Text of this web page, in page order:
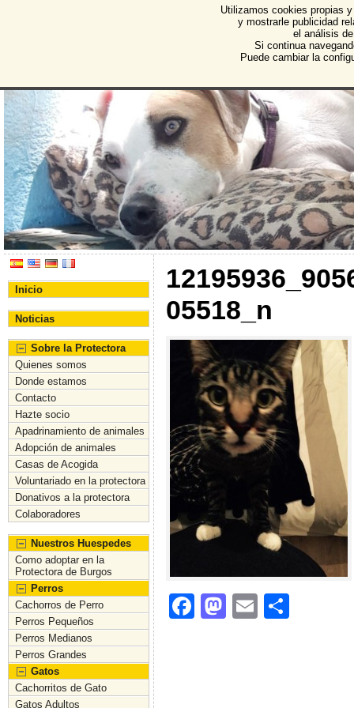
Protectora de Animales
Asociación Protectora de Animales y Plantas de
Inicio
Noticias
Sobre la Protectora
Quienes somos
Donde estamos
Contacto
Hazte socio
Apadrinamiento de animales
Adopción de animales
Casas de Acogida
Voluntariado en la protectora
Donativos a la protectora
Colaboradores
Nuestros Huespedes
Como adoptar en la
Protectora de Burgos
Perros
Cachorros de Perro
Perros Pequeños
Perros Medianos
Perros Grandes
Gatos
Cachorritos de Gato
Gatos Adultos
05518_n
F
M
E
Utilizamos cookies propias
y mostrarle publicidad
el análisis
Si continua
Puede cambiar la